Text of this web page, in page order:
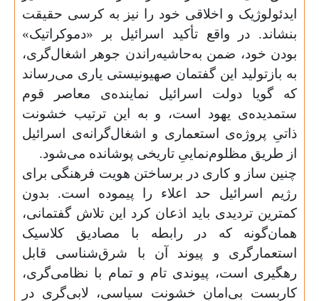
ایدئولوژیک و اخلاقی خود را نیز به کرسی حقیقت
بنشاند.‌ در واقع تأکید اسرائیل بر «دموکراتیک»
بودن خود، ضمن به‌حاشیه‌راندن جوهر اشغال‌گری،
به بازتولید این گفتمان صهیونیستی یاری می‌رساند
که گویا دولت اسرائیل نماینده‌ی معاصر قوم
ستمدیده‌ی یهود است، و به این ترتیب خشونت
ذاتیِ پروژه‌ی استعماری و اشغال‌گرانه‌ی اسرائیل
از طریق مظلوم‌نماییِ تاریخی پوشانده می‌شود.
چنین ساز و کاری در برساختن هویت فرهنگی برای
رژیم اسرائیل حد اعلاء را پیموده است. بدون
کمترین تردیدی باید اذعان کرد این تلاش گفتمانی،
همان‌گونه که در رابطه با مصادیق کلاسیک
استعمارگری و پیوند آن با شرق‌شناسی قابل
رهگیری است، پیوندی تام و تمام با نظامی‌گری،
کاربست بی‌امانِ خشونت سیاسی، لابی‌گری در